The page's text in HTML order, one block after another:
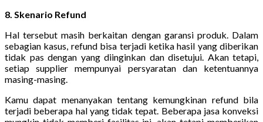
8. Skenario Refund
Hal tersebut masih berkaitan dengan garansi produk. Dalam
sebagian kasus, refund bisa terjadi ketika hasil yang diberikan
tidak pas dengan yang diinginkan dan disetujui. Akan tetapi,
setiap supplier mempunyai persyaratan dan ketentuannya
masing-masing.
Kamu dapat menanyakan tentang kemungkinan refund bila
terjadi beberapa hal yang tidak tepat. Beberapa jasa konveksi